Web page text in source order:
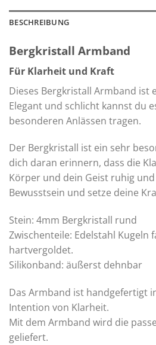
BESCHREIBUNG
Bergkristall Armband
Für Klarheit und Kraft
Dieses Bergkristall Armband ist
Elegant und schlicht kannst du
besonderen Anlässen tragen.
Der Bergkristall ist ein sehr
dich daran erinnern, dass die
Körper und dein Geist ruhig
Bewusstsein und setze deine
Stein: 4mm Bergkristall rund
Zwischenteile: Edelstahl Kugeln
hartvergoldet.
Silikonband: äußerst dehnbar
Das Armband ist handgefertigt
Intention von Klarheit.
Mit dem Armband wird die
geliefert.